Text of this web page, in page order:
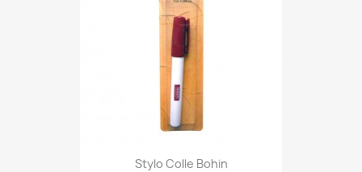
Stylo Colle Bohin